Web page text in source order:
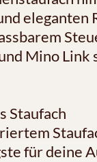
eleganten
Mino Link
Staufach
für deine